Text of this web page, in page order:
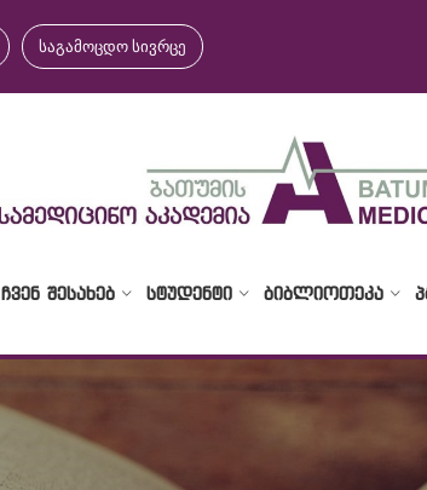
საგამოცდო სივრცე
ᲩᲕᲔᲜ ᲨᲔᲡᲐᲮᲔᲑ ᲡᲢᲣᲓᲔᲜᲢᲘ ᲑᲘᲑᲚᲘᲝᲗᲔᲙᲐ